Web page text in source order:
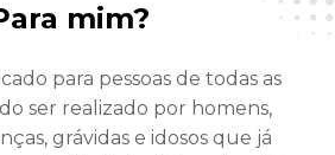
mim?
para pessoas de todas as
ser realizado por homens,
grávidas e idosos que já